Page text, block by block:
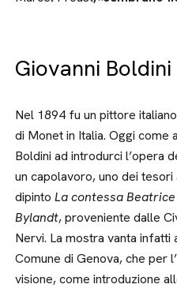
Giovanni Boldini
Nel 1894 fu un pittore
di Monet in Italia. Oggi come
Boldini ad introdurci l’opera
un capolavoro, uno dei
dipintoLa contessa
Bylandt, proveniente dalle
Nervi. La mostra vanta
Comune di Genova, che per
visione, come introduzione